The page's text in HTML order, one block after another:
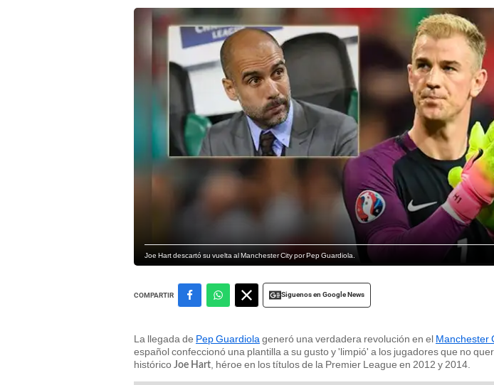
Joe Hart descartó su vuelta al Manchester City por Pep Guardiola.
COMPARTIR Siguenos en Google News
La llegada de Pep Guardiola generó una verdadera revolución en el Manchester
español confeccionó una plantilla a su gusto y 'limpió' a los jugadores que no
histórico Joe Hart , héroe en los títulos de la Premier League en 2012 y 2014.